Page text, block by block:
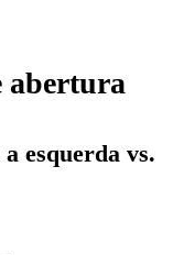
abertura
esquerda vs.